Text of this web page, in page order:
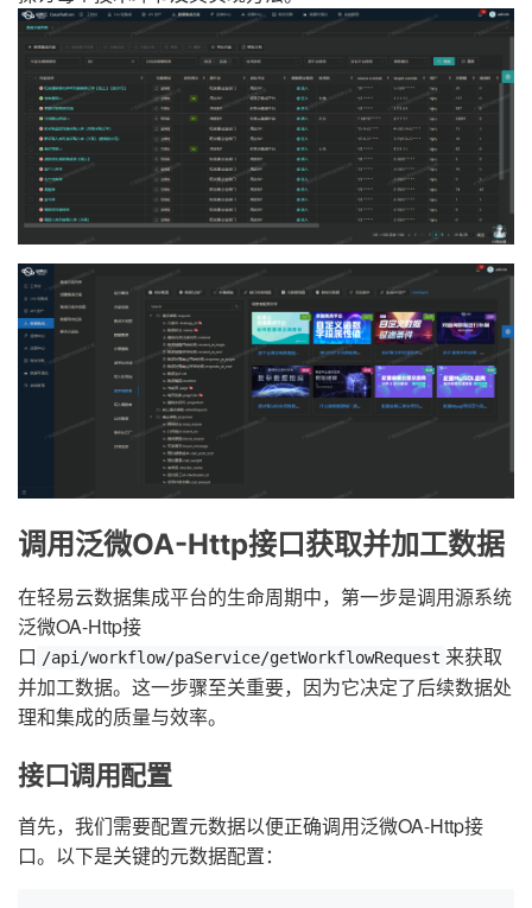
调用泛微OA-Http接口获取并加工数据
在轻易云数据集成平台的生命周期中，第一步是调用源系统
泛微OA-Http接
口 /api/workflow/paService/getWorkflowRequest 来获取
并加工数据。这一步骤至关重要，因为它决定了后续数据处
理和集成的质量与效率。
接口调用配置
首先，我们需要配置元数据以便正确调用泛微OA-Http接
口。以下是关键的元数据配置：